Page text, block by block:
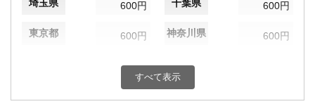
埼玉県 600円 千葉県 600円
東京都 600円 神奈川県 600円
600円 富山県
すべて表示